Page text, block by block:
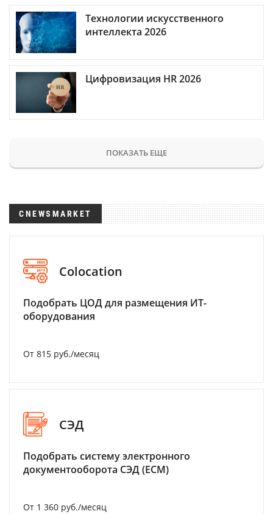
Технологии искусственного
интеллекта 2026
Цифровизация HR 2026
ПОКАЗАТЬ ЕЩЕ
CNEWSMARKET
Colocation
Подобрать ЦОД для размещения ИТ-
оборудования
От 815 руб./месяц
СЭД
Подобрать систему электронного
документооборота СЭД (ECM)
От 1 360 руб./месяц